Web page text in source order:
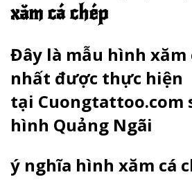
xăm cá chép
Đây là mẫu hình xăm
nhất được thực hiện
tại Cuongtattoo.com
hình Quảng Ngãi
ý nghĩa hình xăm cá